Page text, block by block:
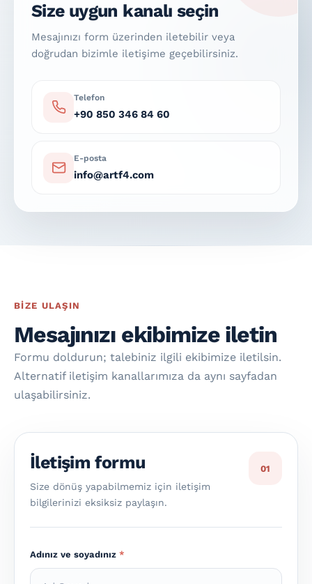
Size uygun kanalı seçin
Mesajınızı form üzerinden iletebilir veya
doğrudan bizimle iletişime geçebilirsiniz.
Telefon
+90 850 346 84 60
E-posta
info@artf4.com
BIZE ULAŞIN
Mesajınızı ekibimize iletin
Formu doldurun; talebiniz ilgili ekibimize iletilsin.
Alternatif iletişim kanallarımıza da aynı sayfadan
ulaşabilirsiniz.
İletişim formu
Size dönüş yapabilmemiz için iletişim
bilgilerinizi eksiksiz paylaşın.
01
Adınız ve soyadınız *